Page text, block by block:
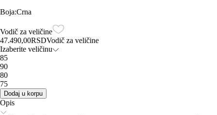
Boja:Crna
Vodič za veličine
47.490,00RSDVodič za veličine
Izaberite veličinu
85
90
80
75
Dodaj u korpu
Opis